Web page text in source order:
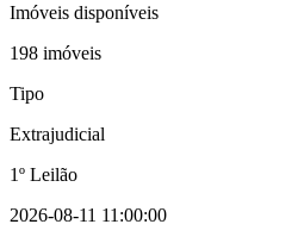
Imóveis disponíveis
198 imóveis
Tipo
Extrajudicial
1º Leilão
2026-08-11 11:00:00